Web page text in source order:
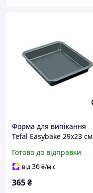
Форма для випікання
Tefal Easybake 29x23 см
Готово до відправки
від36₴/міс
365₴